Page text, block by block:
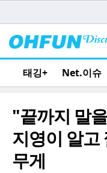
태깅+ Net.이슈
"끝까지 말
지영이 알고
무게